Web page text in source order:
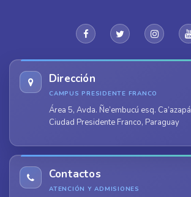
Dirección
CAMPUS PRESIDENTE FRANCO
Área 5, Avda. Ñe’embucú esq. Ca’azapá
Ciudad Presidente Franco, Paraguay
Contactos
ATENCIÓN Y ADMISIONES